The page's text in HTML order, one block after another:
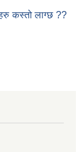
कस्तो लाग्छ ??